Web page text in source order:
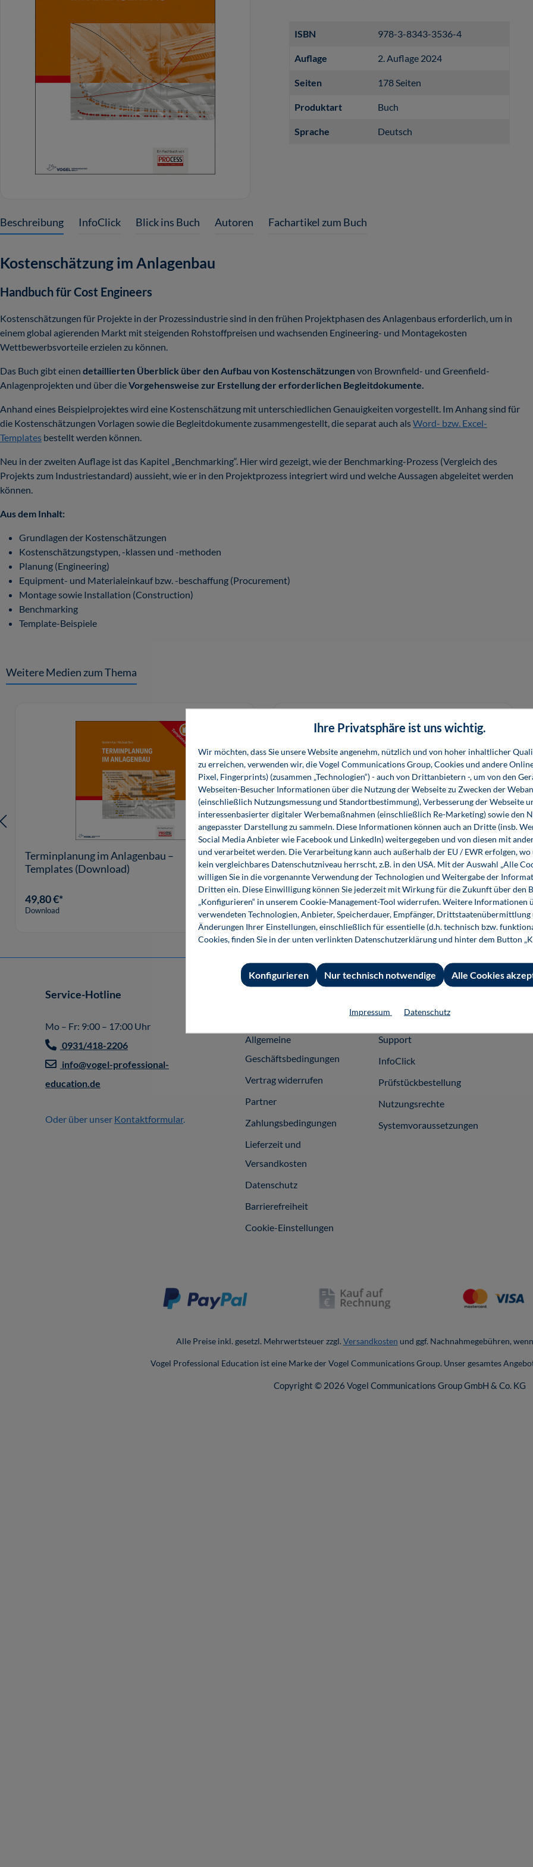
ISBN 978-3-8343-3536-4
Auflage 2. Auflage 2024
Seiten 178 Seiten
Produktart Buch
Sprache Deutsch
Beschreibung InfoClick Blick ins Buch Autoren Fachartikel zum Buch
Kostenschätzung im Anlagenbau
Handbuch für Cost Engineers
Kostenschätzungen für Projekte in der Prozessindustrie sind in den frühen Projektphasen des Anlagenbaus erforderlich, um in
einem global agierenden Markt mit steigenden Rohstoffpreisen und wachsenden Engineering- und Montagekosten
Wettbewerbsvorteile erzielen zu können.
Das Buch gibt einen detaillierten Überblick über den Aufbau von Kostenschätzungenvon Brownfield- und Greenfield-
Anlagenprojekten und über dieVorgehensweise zur Erstellung der erforderlichen Begleitdokumente.
Anhand eines Beispielprojektes wird eine Kostenschätzung mit unterschiedlichen Genauigkeiten vorgestellt. Im Anhang sind für
die Kostenschätzungen Vorlagen sowie die Begleitdokumente zusammengestellt, die separat auch alsWord- bzw. Excel-
Templates bestellt werden können.
Neu in der zweiten Auflage ist das Kapitel „Benchmarking“. Hier wird gezeigt, wie der Benchmarking-Prozess (Vergleich des
Projekts zum Industriestandard) aussieht, wie er in den Projektprozess integriert wird und welche Aussagen abgeleitet werden
können.
Aus dem Inhalt:
Grundlagen der Kostenschätzungen
Kostenschätzungstypen, -klassen und -methoden
Planung (Engineering)
Equipment- und Materialeinkauf bzw. -beschaffung (Procurement)
Montage sowie Installation (Construction)
Benchmarking
Template-Beispiele
Weitere Medien zum Thema
Terminplanung im Anlagenbau –
Templates (Download)
49,80 €*
Download
Scheduling in Plant Construction –
Templates (Download)
49,80 €*
Download
Service-Hotline
Mo – Fr: 9:00 – 17:00 Uhr
0931/418-2206
info@vogel-professional-
education.de
Oder über unser Kontaktformular.
Allgemeine
Geschäftsbedingungen
Vertrag widerrufen
Partner
Zahlungsbedingungen
Lieferzeit und
Versandkosten
Datenschutz
Barrierefreiheit
Cookie-Einstellungen
Ansprechpartner
Support
InfoClick
Prüfstückbestellung
Nutzungsrechte
Systemvoraussetzungen
Alle Preise inkl. gesetzl. Mehrwertsteuer zzgl. Versandkosten und ggf. Nachnahmegebühren,
Vogel Professional Education ist eine Marke der Vogel Communications Group. Unser gesamtes
Copyright © 2026 Vogel Communications Group GmbH & Co. KG
Ihre Privatsphäre ist uns wichtig.
Wir möchten, dass Sie unsere Website angenehm, nützlich und von hoher inhaltlicher
zu erreichen, verwenden wir, die Vogel Communications Group, Cookies und andere
Pixel, Fingerprints) (zusammen „Technologien“) - auch von Drittanbietern -, um von den
Webseiten-Besucher Informationen über die Nutzung der Webseite zu Zwecken der
(einschließlich Nutzungsmessung und Standortbestimmung), Verbesserung der Webseite
interessenbasierter digitaler Werbemaßnahmen (einschließlich Re-Marketing) sowie den
angepasster Darstellung zu sammeln. Diese Informationen können auch an Dritte (insb.
Social Media Anbieter wie Facebook und LinkedIn) weitergegeben und von diesen mit
und verarbeitet werden. Die Verarbeitung kann auch außerhalb der EU / EWR erfolgen,
kein vergleichbares Datenschutzniveau herrscht, z.B. in den USA. Mit der Auswahl „Alle
willigen Sie in die vorgenannte Verwendung der Technologien und Weitergabe der
Dritten ein. Diese Einwilligung können Sie jederzeit mit Wirkung für die Zukunft über den
„Konfigurieren“ in unserem Cookie-Management-Tool widerrufen. Weitere Informationen
verwendeten Technologien, Anbieter, Speicherdauer, Empfänger,
Änderungen Ihrer Einstellungen, einschließlich für essentielle (d.h. technisch bzw.
Cookies, finden Sie in der unten verlinkten Datenschutzerklärung und hinter dem Button
Nur technisch notwendige
Konfigurieren Alle Cookies
Impressum Datenschutz